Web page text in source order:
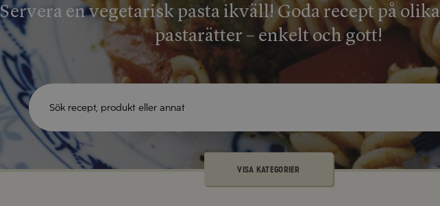
Servera en vegetarisk pasta ikväll! Goda recept på
pastarätter – enkelt och gott!
VISA KATEGORIER